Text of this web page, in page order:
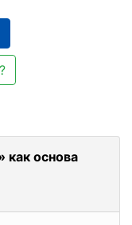
как основа